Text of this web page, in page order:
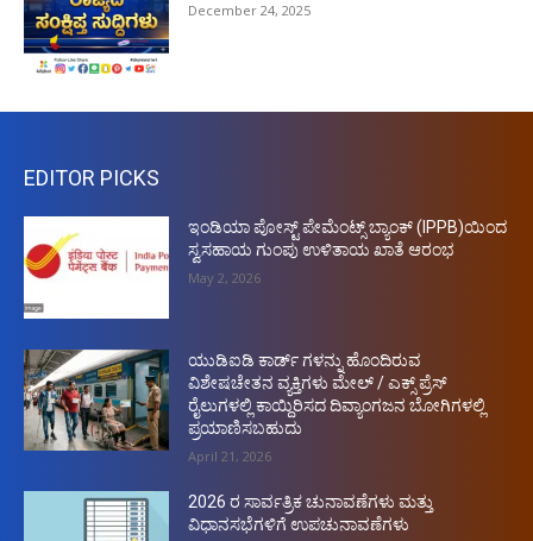
December 24, 2025
EDITOR PICKS
ಇಂಡಿಯಾ ಪೋಸ್ಟ್ ಪೇಮೆಂಟ್ಸ್ ಬ್ಯಾಂಕ್ (IPPB)ಯಿಂದ
ಸ್ವಸಹಾಯ ಗುಂಪು ಉಳಿತಾಯ ಖಾತೆ ಆರಂಭ
May 2, 2026
ಯುಡಿಐಡಿ ಕಾರ್ಡ್ ಗಳನ್ನು ಹೊಂದಿರುವ
ವಿಶೇಷಚೇತನ ವ್ಯಕ್ತಿಗಳು ಮೇಲ್ / ಎಕ್ಸ್ ಪ್ರೆಸ್
ರೈಲುಗಳಲ್ಲಿ ಕಾಯ್ದಿರಿಸದ ದಿವ್ಯಾಂಗಜನ ಬೋಗಿಗಳಲ್ಲಿ
ಪ್ರಯಾಣಿಸಬಹುದು
April 21, 2026
2026 ರ ಸಾರ್ವತ್ರಿಕ ಚುನಾವಣೆಗಳು ಮತ್ತು
ವಿಧಾನಸಭೆಗಳಿಗೆ ಉಪಚುನಾವಣೆಗಳು